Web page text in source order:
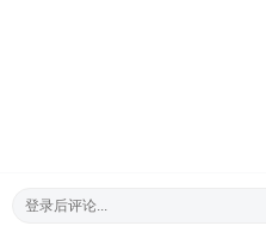
登录后评论...